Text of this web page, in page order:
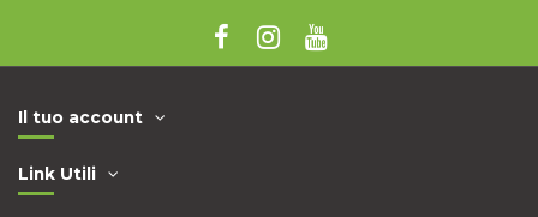
Il tuo account
Link Utili